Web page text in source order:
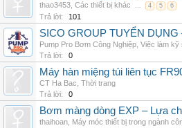
thao3453 Các thiết bị khác ... 4 5 6
Trả lời: 101
SICO GROUP TUYỂN DỤNG
Pump Pro Bơm Công Nghiệp Việc làm kỹ
Trả lời:
0
Máy hàn miệng túi liên tục
CT Ha Bac Thời trang
Trả lời:
0
Bơm màng dòng EXP – Lựa
thaihoan Máy móc thiết bị trong ngành